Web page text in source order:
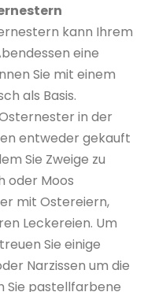
kann Ihrem
eine
Sie mit einem
als Basis.
in der
entweder gekauft
Sie Zweige zu
oder Moos
mit Ostereiern,
Leckereien. Um
Sie einige
Narzissen um die
Sie pastellfarbene